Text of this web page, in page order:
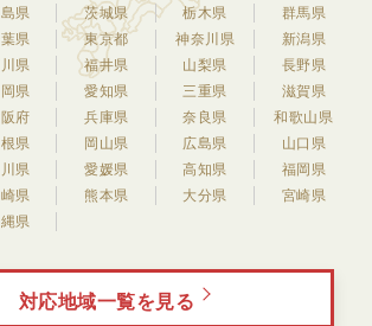
県 茨城県 栃木県
群馬県
県 東京都 神奈川県
新潟県
県 福井県 山梨県
長野県
県 愛知県 三重県
滋賀県
府 兵庫県 奈良県
和歌山県
県 岡山県 広島県
山口県
県 愛媛県 高知県
福岡県
県 熊本県 大分県
宮崎県
県
対応地域一覧を見る